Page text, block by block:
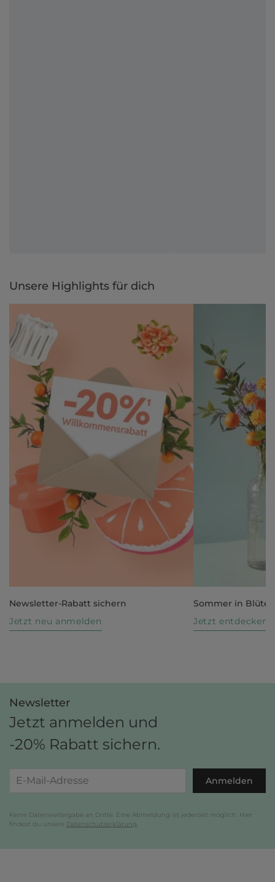
Unsere Highlights für dich
Newsletter-Rabatt sichern
Jetzt neu anmelden
Sommer in Blüte
Jetzt entdecken
Newsletter
Jetzt anmelden und
-20% Rabatt sichern.
Anmelden
Keine Datenweitergabe an Dritte. Eine Abmeldung ist jederzeit möglich. Hier
findest du unsere Datenschutzerklärung